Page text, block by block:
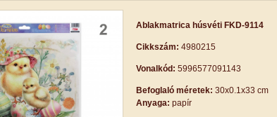
Ablakmatrica húsvéti FKD-9114
Cikkszám: 4980215
Vonalkód: 5996577091143
Befoglaló méretek: 30x0.1x33 cm
Anyaga: papír